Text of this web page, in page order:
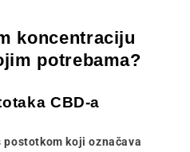
koncentraciju
potrebama?
CBD-a
postotkom koji označava